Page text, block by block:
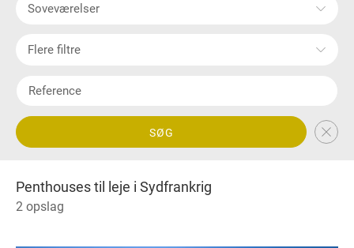
Soveværelser
Flere filtre
SØG
Penthouses til leje i Sydfrankrig
2 opslag